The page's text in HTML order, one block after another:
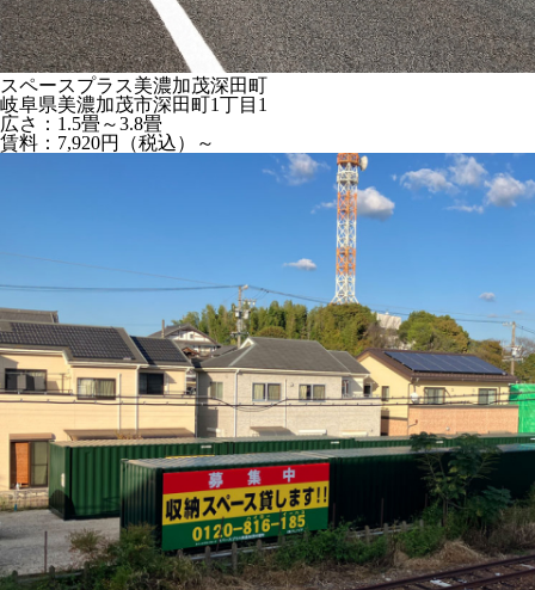
スペースプラス美濃加茂深田町
岐阜県美濃加茂市深田町1丁目1
広さ：1.5畳～3.8畳
賃料：7,920円（税込）～